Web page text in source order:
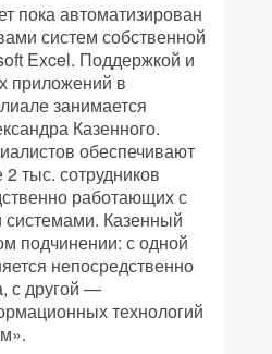
пока автоматизирован
систем собственной
Excel. Поддержкой и
приложений в
занимается
Казенного.
обеспечивают
тыс. сотрудников
работающих с
Казенный
подчинении: с одной
непосредственно
с другой —
технологий